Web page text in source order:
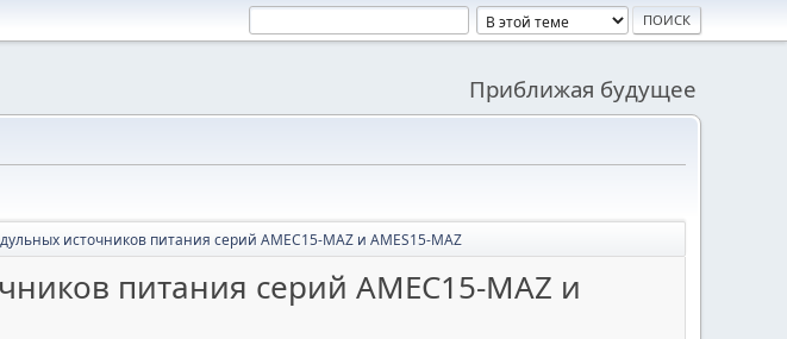
Приближая будущее
источников питания серий AMEC15-MAZ и AMES15-MAZ
питания серий AMEC15-MAZ и